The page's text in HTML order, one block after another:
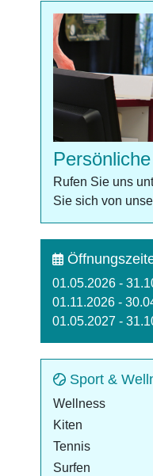
Rufen Sie uns
Sie sich von
01.05.2026 -
01.11.2026 -
01.05.2027 -
Sport &
Wellness
Kiten
Tennis
Surfen